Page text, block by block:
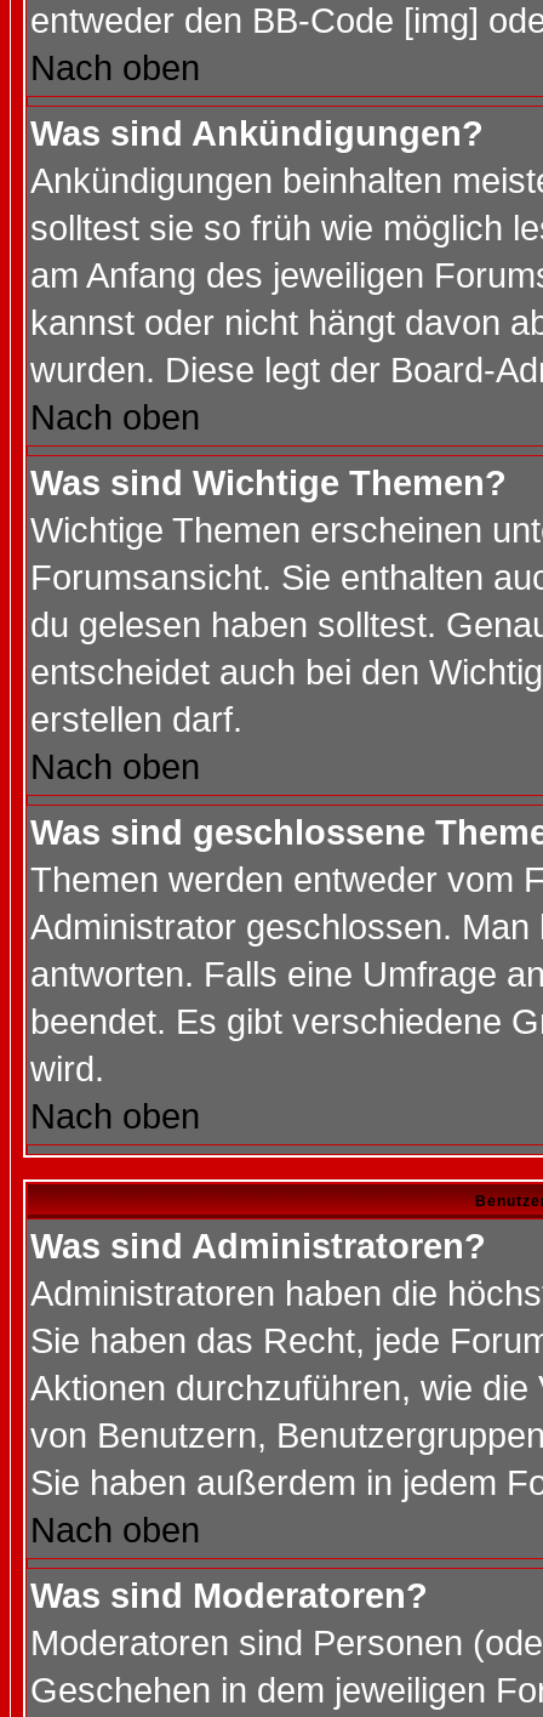
entweder den BB-Code [img]
Nach oben
Was sind Ankündigungen?
Ankündigungen beinhalten
solltest sie so früh wie möglich
am Anfang des jeweiligen
kannst oder nicht hängt davon
wurden. Diese legt der Board-
Nach oben
Was sind Wichtige Themen?
Wichtige Themen erscheinen
Forumsansicht. Sie enthalten
du gelesen haben solltest.
entscheidet auch bei den
erstellen darf.
Nach oben
Was sind geschlossene
Themen werden entweder vom
Administrator geschlossen.
antworten. Falls eine Umfrage
beendet. Es gibt verschiedene
wird.
Nach oben
Was sind Administratoren?
Administratoren haben die
Sie haben das Recht, jede
Aktionen durchzuführen, wie
von Benutzern,
Sie haben außerdem in jedem
Nach oben
Was sind Moderatoren?
Moderatoren sind Personen
Geschehen in dem jeweiligen